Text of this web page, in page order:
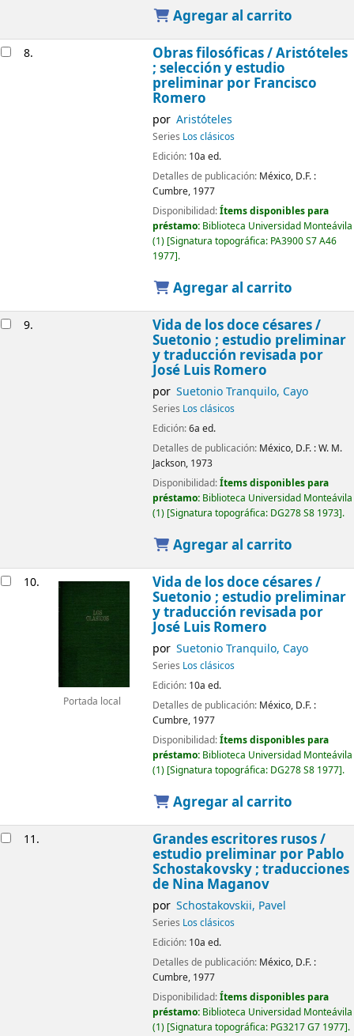
Agregar al carrito
8. Obras filosóficas /Aristóteles
; selección y estudio
preliminar por Francisco
Romero
por Aristóteles
Series Los clásicos
Edición: 10a ed.
Detalles de publicación: México, D.F. :
Cumbre, 1977
Disponibilidad:Ítems disponibles para
préstamo: Biblioteca Universidad Monteávila
(1) Signatura topográfica: PA3900 S7 A46
1977 .
Agregar al carrito
9. Vida de los doce césares /
Suetonio ; estudio preliminar
y traducción revisada por
José Luis Romero
por Suetonio Tranquilo, Cayo
Series Los clásicos
Edición:6a ed.
Detalles de publicación: México, D.F. :W. M.
Jackson, 1973
Disponibilidad:Ítems disponibles para
préstamo: Biblioteca Universidad Monteávila
(1) Signatura topográfica: DG278 S8 1973 .
Agregar al carrito
10.
Portada local
Vida de los doce césares /
Suetonio ; estudio preliminar
y traducción revisada por
José Luis Romero
por Suetonio Tranquilo, Cayo
Series Los clásicos
Edición: 10a ed.
Detalles de publicación: México, D.F. :
Cumbre, 1977
Disponibilidad:Ítems disponibles para
préstamo: Biblioteca Universidad Monteávila
(1) Signatura topográfica: DG278 S8 1977 .
Agregar al carrito
11. Grandes escritores rusos /
estudio preliminar por Pablo
Schostakovsky ; traducciones
de Nina Maganov
por Schostakovskii, Pavel
Series Los clásicos
Edición: 10a ed.
Detalles de publicación: México, D.F. :
Cumbre, 1977
Disponibilidad:Ítems disponibles para
préstamo: Biblioteca Universidad Monteávila
(1) Signatura topográfica: PG3217 G7 1977 .